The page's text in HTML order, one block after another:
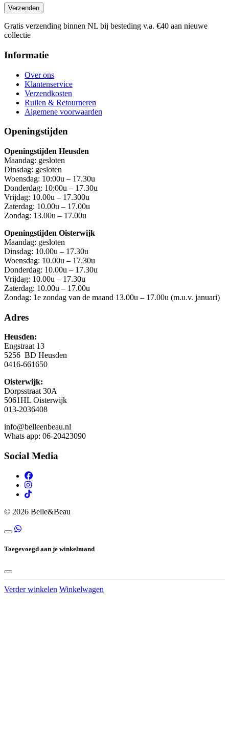
Gratis verzending binnen NL bij besteding v.a. €40 aan nieuwe
collectie
Informatie
Over ons
Klantenservice
Verzendkosten
Ruilen & Retourneren
Algemene voorwaarden
Openingstijden
Openingstijden Heusden
Maandag: gesloten
Dinsdag: gesloten
Woensdag: 10:00u – 17.30u
Donderdag: 10:00u – 17.30u
Vrijdag: 10.00u – 17.300u
Zaterdag: 10.00u – 17.00u
Zondag: 13.00u – 17.00u
Openingstijden Oisterwijk
Maandag: gesloten
Dinsdag: 10.00u – 17.30u
Woensdag: 10.00u – 17.30u
Donderdag: 10.00u – 17.30u
Vrijdag: 10.00u – 17.30u
Zaterdag: 10.00u – 17.00u
Zondag: 1e zondag van de maand 13.00u – 17.00u (m.u.v. januari)
Adres
Heusden:
Engstraat 13
5256 BD Heusden
0416-661650
Oisterwijk:
Dorpsstraat 30A
5061HL Oisterwijk
013-2036408
info@belleenbeau.nl
Whats app: 06-20423090
Social Media
© 2026 Belle&Beau
Toegevoegd aan je winkelmand
Verder winkelen Winkelwagen